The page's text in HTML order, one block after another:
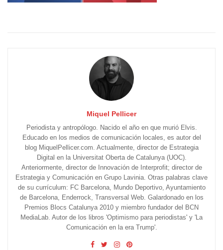
Miquel Pellicer
Periodista y antropólogo. Nacido el año en que murió Elvis.
Educado en los medios de comunicación locales, es autor del
blog MiquelPellicer.com. Actualmente, director de Estrategia
Digital en la Universitat Oberta de Catalunya (UOC).
Anteriormente, director de Innovación de Interprofit; director de
Estrategia y Comunicación en Grupo Lavinia. Otras palabras clave
de su currículum: FC Barcelona, Mundo Deportivo, Ayuntamiento
de Barcelona, Enderrock, Transversal Web. Galardonado en los
Premios Blocs Catalunya 2010 y miembro fundador del BCN
MediaLab. Autor de los libros 'Optimismo para periodistas' y 'La
Comunicación en la era Trump'.